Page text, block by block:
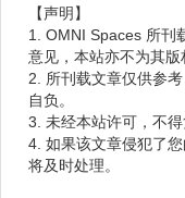
【声明】
1. OMNI Spaces 所刊
意见，本站亦不为其版
2. 所刊载文章仅供参
自负。
3. 未经本站许可，不得
4. 如果该文章侵犯了
将及时处理。